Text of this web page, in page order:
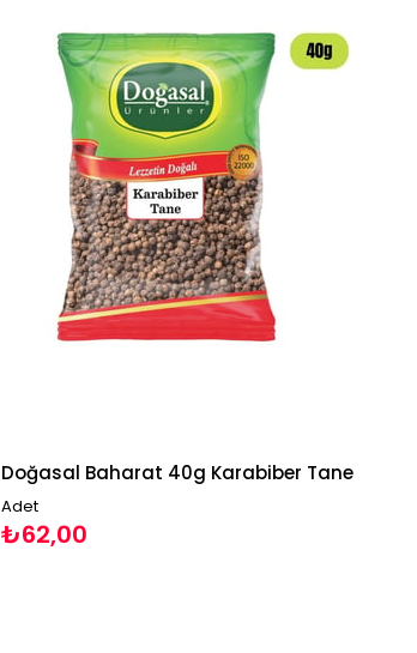
Doğasal Baharat 40g Karabiber Tane
Adet
₺62,00